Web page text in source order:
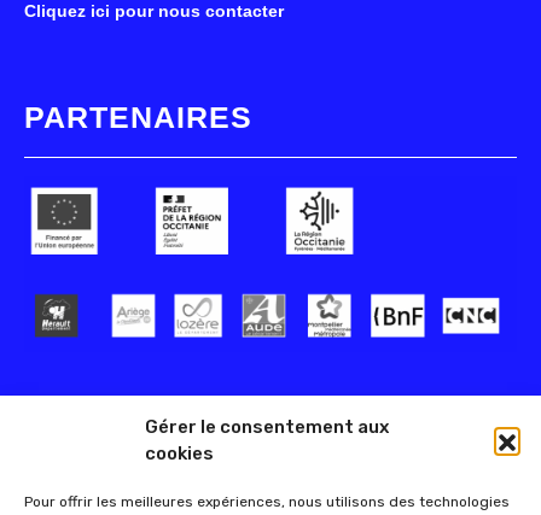
Gérer le consentement aux
cookies
Pour offrir les meilleures expériences, nous utilisons des technologies
Cliquez ici pour nous contacter
PARTENAIRES